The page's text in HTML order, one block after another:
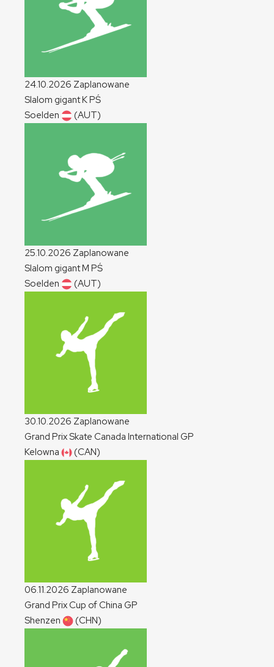
24.10.2026 Zaplanowane
Slalom gigantKPŚ
Soelden
(AUT)
25.10.2026 Zaplanowane
Slalom gigantM PŚ
Soelden
(AUT)
30.10.2026 Zaplanowane
Grand Prix Skate Canada International GP
Kelowna
(CAN)
06.11.2026 Zaplanowane
Grand Prix Cup of China GP
Shenzen
(CHN)